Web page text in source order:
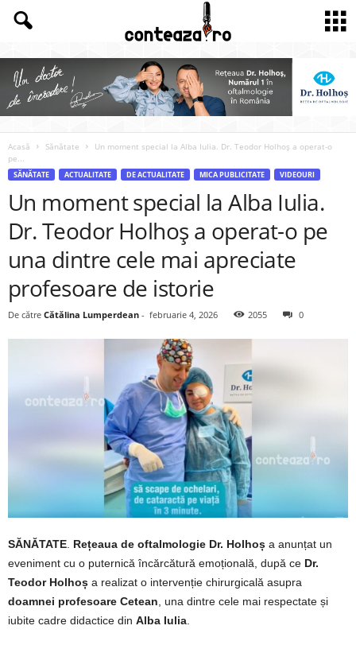
Acasă Sănătate
Un moment special la Alba Iulia. Dr. Teodor Holhoș a operat-o
pe...
SĂNĂTATE ACTUALITATE DE ACTUALITATE MICA PUBLICITATE VIDEOURI
Un moment special la Alba Iulia.
Dr. Teodor Holhoș a operat-o pe
una dintre cele mai apreciate
profesoare de istorie
De către Cătălina Lumperdean - februarie 4, 2026 2055 0
SĂNĂTATE Rețeaua de oftalmologie Dr. Holhoș a anunțat un
eveniment cu o puternică încărcătură emoțională, după ce Dr.
Teodor Holhoș a realizat o intervenție chirurgicală asupra
doamnei profesoare Cetean , una dintre cele mai respectate și
iubite cadre didactice din Alba Iulia